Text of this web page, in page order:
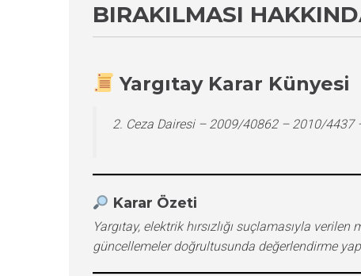
BIRAKILMASI
Yargıtay Karar Künyesi
2. Ceza Dairesi – 2009/40862 – 2010/4437
Karar Özeti
Yargıtay, elektrik hırsızlığı suçlamasıyla
güncellemeler doğrultusunda değerlendirme